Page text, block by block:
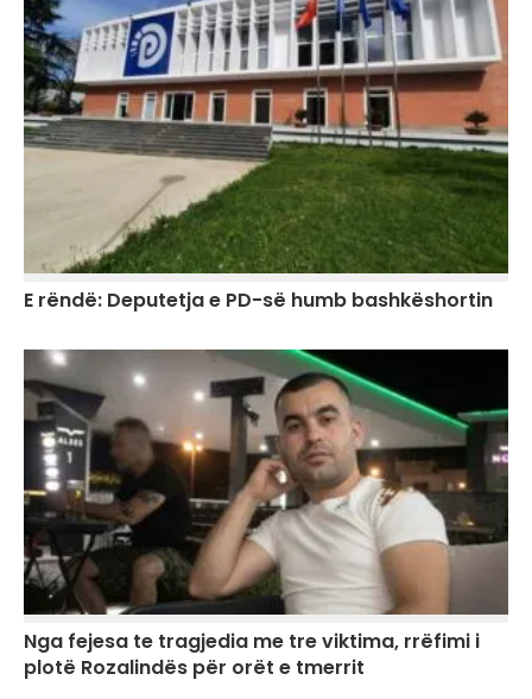
E rëndë: Deputetja e PD-së humb bashkëshortin
Nga fejesa te tragjedia me tre viktima, rrëfimi i
plotë Rozalindës për orët e tmerrit